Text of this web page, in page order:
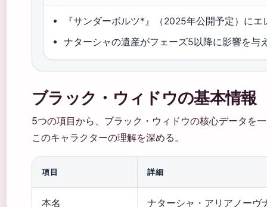
『サンダーボルツ*』（2025年公開予定）にエ
ナターシャの遺産がフェーズ5以降に影響を与
ブラック・ウィドウの基本情報
5つの項目から、ブラック・ウィドウの核心データを
このキャラクターの理解を深める。
項目 詳細
本名 ナターシャ・アリアノーヴ